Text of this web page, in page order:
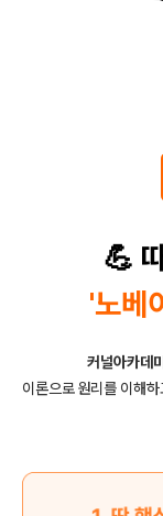
💪
'노베
커널아카데
이론으로 원리를 이해